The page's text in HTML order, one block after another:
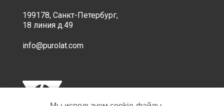
199178, Санкт-Петербург,
18 линия д.49
info@purolat.com